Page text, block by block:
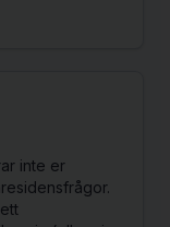
inte er